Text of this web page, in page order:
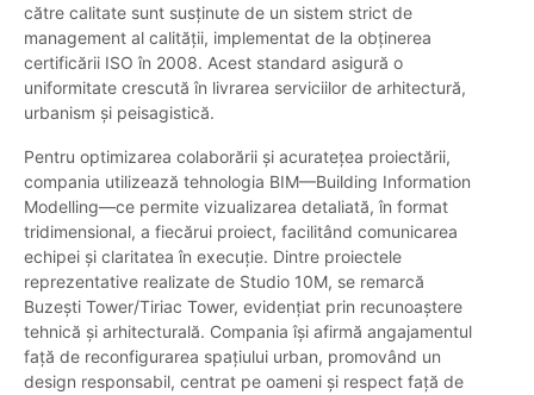
către calitate sunt susținute de un sistem strict de
management al calității, implementat de la obținerea
certificării ISO în 2008. Acest standard asigură o
uniformitate crescută în livrarea serviciilor de arhitectură,
urbanism și peisagistică.
Pentru optimizarea colaborării și acuratețea proiectării,
compania utilizează tehnologia BIM—Building Information
Modelling—ce permite vizualizarea detaliată, în format
tridimensional, a fiecărui proiect, facilitând comunicarea
echipei și claritatea în execuție. Dintre proiectele
reprezentative realizate de Studio 10M, se remarcă
Buzești Tower/Tiriac Tower, evidențiat prin recunoaștere
tehnică și arhitecturală. Compania își afirmă angajamentul
față de reconfigurarea spațiului urban, promovând un
design responsabil, centrat pe oameni și respect față de